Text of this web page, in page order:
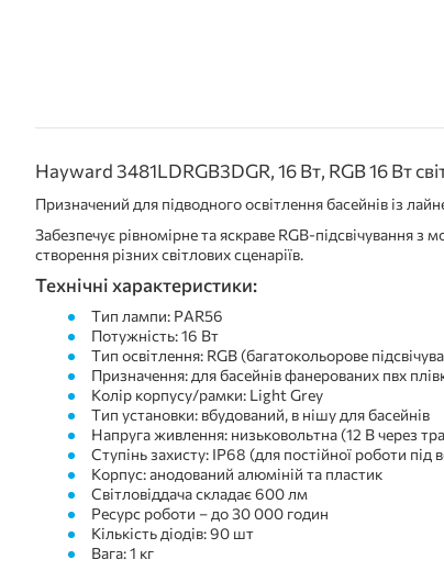
Hayward 3481LDRGB3DGR, 16 Вт, RGB 16 Вт
Призначений для підводного освітлення басейнів із
Забезпечує рівномірне та яскраве RGB-підсвічування з
створення різних світлових сценаріїв.
Технічні характеристики:
Тип лампи: PAR56
Потужність: 16 Вт
Тип освітлення: RGB (багатокольорове
Призначення: для басейнів фанерованих пвх
Колір корпусу/рамки: Light Grey
Тип установки: вбудований, в нішу для басейнів
Напруга живлення: низьковольтна (12 В через
Ступінь захисту: IP68 (для постійної роботи під
Корпус: анодований алюміній та пластик
Світловіддача складає 600 лм
Ресурс роботи – до 30 000 годин
Кількість діодів: 90 шт
Вага: 1 кг